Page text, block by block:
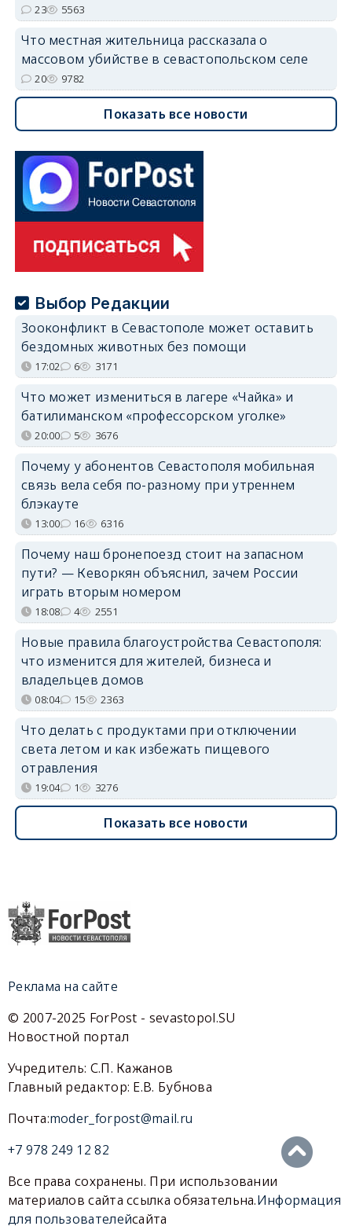
23 5563
Что местная жительница рассказала о
массовом убийстве в севастопольском селе
20 9782
Показать все новости
Выбор Редакции
Зооконфликт в Севастополе может оставить
бездомных животных без помощи
17:02 6 3171
Что может измениться в лагере «Чайка» и
батилиманском «профессорском уголке»
20:00 5 3676
Почему у абонентов Севастополя мобильная
связь вела себя по-разному при утреннем
блэкауте
13:00 16 6316
Почему наш бронепоезд стоит на запасном
пути? — Кеворкян объяснил, зачем России
играть вторым номером
18:08 4 2551
Новые правила благоустройства Севастополя:
что изменится для жителей, бизнеса и
владельцев домов
08:04 15 2363
Что делать с продуктами при отключении
света летом и как избежать пищевого
отравления
19:04 1 3276
Показать все новости
Реклама на сайте
© 2007-2025 ForPost - sevastopol.SU
Новостной портал
Учредитель: С.П. Кажанов
Главный редактор: Е.В. Бубнова
Почта:moder_forpost@mail.ru
+7 978 249 12 82
Все права сохранены. При использовании
материалов сайта ссылка обязательна.Информация
для пользователейсайта